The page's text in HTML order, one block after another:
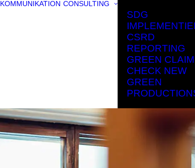
KOMMUNIKATION CONSULTING
SDG
CSRD
REPORTING
GREEN
CHECK NEW
GREEN